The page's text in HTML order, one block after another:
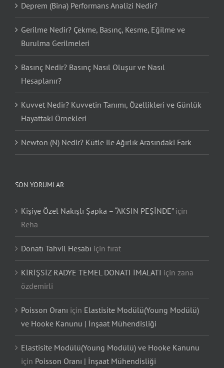
Deprem (Bina) Performans Analizi Nedir?
Gerilme Nedir? Çekme, Basınç, Kesme, Eğilme ve
Burulma Gerilmeleri
Basınç Nedir? Basınç Nasıl Oluşur ve Nasıl
Hesaplanır?
Kuvvet Nedir? Kuvvetin Tanımı, Özellikleri ve Günlük
Hayattaki Örnekleri
Newton (N) Nedir? Kütle ile Ağırlık Arasındaki Fark
SON YORUMLAR
Kişiye Özel Nakışlı Şapka – “AKSIN PEŞİNDE”için
Reha
Donatı Tahvil Hesabı için fırat
KİRİŞSİZ RADYE TEMEL DONATI İMALATI için zana
özdemirli
Poisson Oranı için Elastisite Modülü(Young Modülü)
ve Hooke Kanunu | İnşaat Mühendisliği
Elastisite Modülü(Young Modülü) ve Hooke Kanunu
için Poisson Oranı | İnşaat Mühendisliği